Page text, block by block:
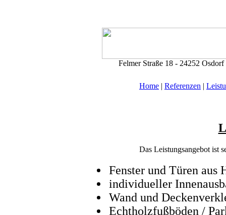
Felmer Straße 18 - 24252
Home | Referenzen |
Das Leistungsangebot ist
Fenster und Türen aus
individueller
Wand und
Echtholzfußböden /